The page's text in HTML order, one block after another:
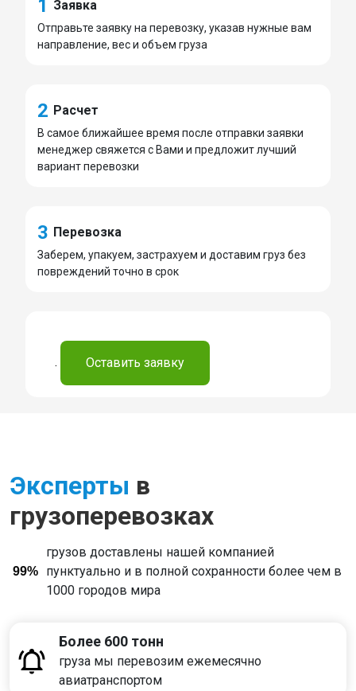
1 Заявка
Отправьте заявку на перевозку, указав нужные вам
направление, вес и объем груза
2 Расчет
В самое ближайшее время после отправки заявки
менеджер свяжется с Вами и предложит лучший
вариант перевозки
3 Перевозка
Заберем, упакуем, застрахуем и доставим груз без
повреждений точно в срок
. Оставить заявку
Эксперты в
грузоперевозках
99%
грузов доставлены нашей компанией
пунктуально и в полной сохранности более чем в
1000 городов мира
Более 600 тонн
груза мы перевозим ежемесячно
авиатранспортом